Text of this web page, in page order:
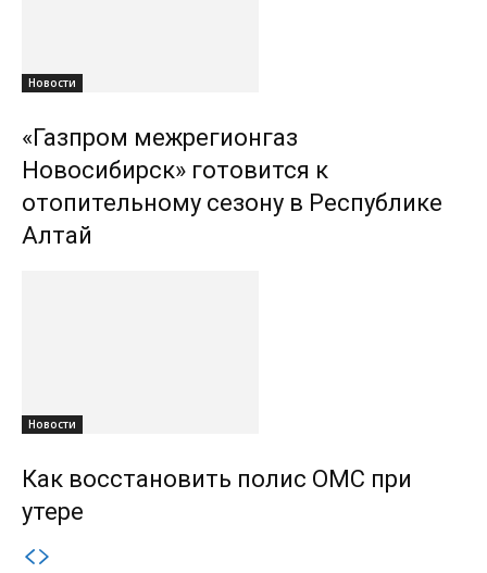
Новости
«Газпром межрегионгаз
Новосибирск» готовится к
отопительному сезону в Республике
Алтай
Новости
Как восстановить полис ОМС при
утере